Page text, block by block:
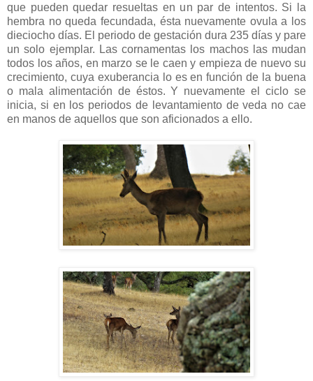
que pueden quedar resueltas en un par de intentos. Si la
hembra no queda fecundada, ésta nuevamente ovula a los
dieciocho días. El periodo de gestación dura 235 días y pare
un solo ejemplar. Las cornamentas los machos las mudan
todos los años, en marzo se le caen y empieza de nuevo su
crecimiento, cuya exuberancia lo es en función de la buena
o mala alimentación de éstos. Y nuevamente el ciclo se
inicia, si en los periodos de levantamiento de veda no cae
en manos de aquellos que son aficionados a ello.